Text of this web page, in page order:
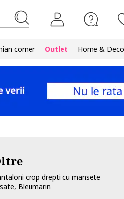
corner Outlet Home & Deco
crop drepti cu mansete
Bleumarin